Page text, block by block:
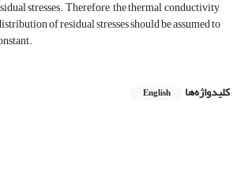
stresses. Therefore, the thermal conductivity,
of residual stresses should be assumed to
کلیدواژه‌ها English